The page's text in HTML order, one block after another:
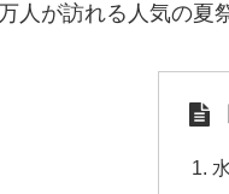
人が訪れる人気の夏